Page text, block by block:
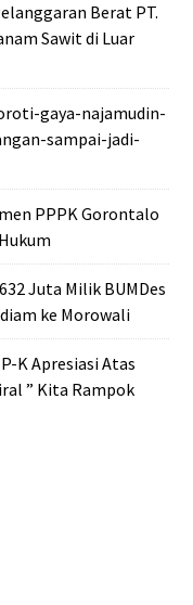
Berat PT.
Sawit di Luar
gaya-najamudin-
sampai-jadi-
PPPK Gorontalo
Juta Milik BUMDes
ke Morowali
K Apresiasi Atas
” Kita Rampok